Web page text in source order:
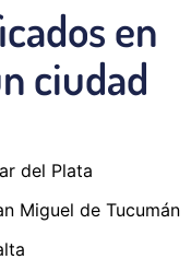
en
ciudad
del Plata
Miguel de Tucumán